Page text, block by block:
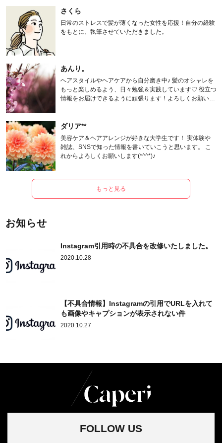
さくら
日常のストレスで髪が薄くなった女性を応援！自分の経験
をもとに、執筆させていただきました。
あんり。
ヘアスタイルやヘアケアから自分磨き中♪ 髪のオシャレを
もっと楽しめるよう、日々勉強＆実践しています♡ 役立つ
情報をお届けできるように頑張ります！よろしくお願いし
ダリア**
美容ケア＆ヘアアレンジが好きな大学生です！ 実体験や
雑誌、SNSで知った情報を書いていこうと思います。 こ
れからよろしくお願いします(*^^*)♪
もっと見る
お知らせ
Instagram引用時の不具合を改修いたしました。
2020.10.28
【不具合情報】Instagramの引用でURLを入れて
も画像やキャプションが表示されない件
2020.10.27
FOLLOW US